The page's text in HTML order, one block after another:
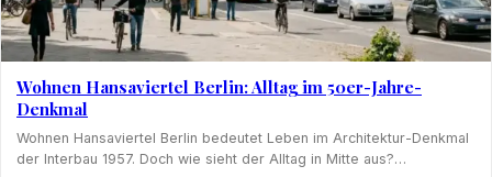
Wohnen Hansaviertel Berlin: Alltag im 50er-Jahre-
Denkmal
Wohnen Hansaviertel Berlin bedeutet Leben im Architektur-Denkmal
der Interbau 1957. Doch wie sieht der Alltag in Mitte aus?…